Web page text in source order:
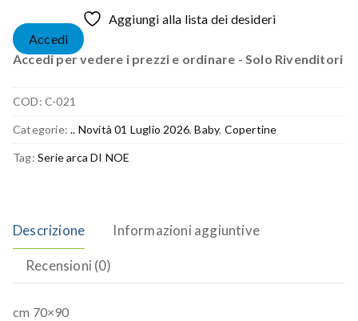
Aggiungi alla lista dei desideri
Accedi
Accedi per vedere i prezzi e ordinare - Solo Rivenditori
COD: C-021
Categorie:.. Novità 01 Luglio 2026,Baby, Copertine
Tag: Serie arca DI NOE
Descrizione Informazioni aggiuntive
Recensioni (0)
cm 70×90